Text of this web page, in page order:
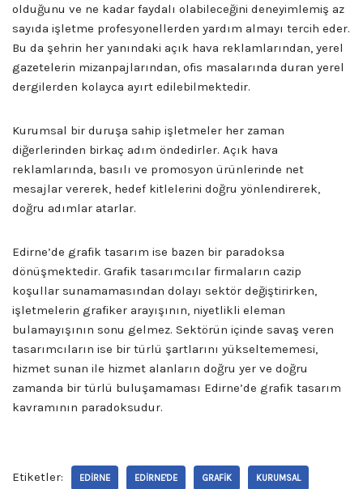
olduğunu ve ne kadar faydalı olabileceğini deneyimlemiş az
sayıda işletme profesyonellerden yardım almayı tercih eder.
Bu da şehrin her yanındaki açık hava reklamlarından, yerel
gazetelerin mizanpajlarından, ofis masalarında duran yerel
dergilerden kolayca ayırt edilebilmektedir.
Kurumsal bir duruşa sahip işletmeler her zaman
diğerlerinden birkaç adım öndedirler. Açık hava
reklamlarında, basılı ve promosyon ürünlerinde net
mesajlar vererek, hedef kitlelerini doğru yönlendirerek,
doğru adımlar atarlar.
Edirne’de grafik tasarım ise bazen bir paradoksa
dönüşmektedir. Grafik tasarımcılar firmaların cazip
koşullar sunamamasından dolayı sektör değiştirirken,
işletmelerin grafiker arayışının, niyetlikli eleman
bulamayışının sonu gelmez. Sektörün içinde savaş veren
tasarımcıların ise bir türlü şartlarını yükseltememesi,
hizmet sunan ile hizmet alanların doğru yer ve doğru
zamanda bir türlü buluşamaması Edirne’de grafik tasarım
kavramının paradoksudur.
Etiketler: EDIRNE EDIRNE'DE GRAFIK KURUMSAL